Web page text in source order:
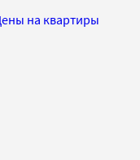
на квартиры